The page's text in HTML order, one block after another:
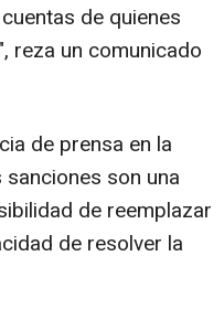
de quienes
reza un comunicado
de prensa en la
son una
de reemplazar
de resolver la